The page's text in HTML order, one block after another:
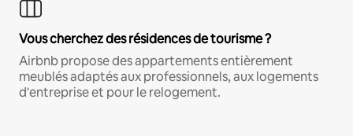
Vous cherchez des résidences de tourisme ?
Airbnb propose des appartements entièrement
meublés adaptés aux professionnels, aux logements
d'entreprise et pour le relogement.